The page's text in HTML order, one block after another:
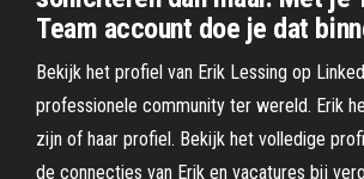
Team account doe je dat
Bekijk het profiel van Erik Lessing op
professionele community ter wereld. Erik
zijn of haar profiel. Bekijk het volledige
de connecties van Erik en vacatures bij